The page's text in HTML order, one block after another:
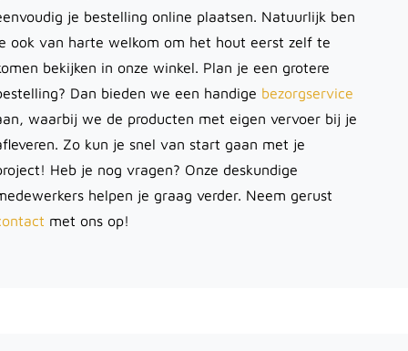
je bestelling online plaatsen. Natuurlijk ben
ook van harte welkom om het hout eerst zelf te
bekijken in onze winkel. Plan je een grotere
Dan bieden we een handige bezorgservice
waarbij we de producten met eigen vervoer bij je
Zo kun je snel van start gaan met je
Heb je nog vragen? Onze deskundige
helpen je graag verder. Neem gerust
met ons op!